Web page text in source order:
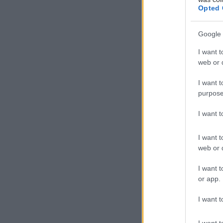
Opted
Google
I want
web or
I want
I want
I want
web or
I want
or app.
I want